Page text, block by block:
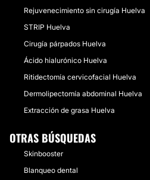
Rejuvenecimiento sin cirugía Huelva
STRIP Huelva
Cirugía párpados Huelva
Ácido hialurónico Huelva
Ritidectomía cervicofacial Huelva
Dermolipectomía abdominal Huelva
Extracción de grasa Huelva
OTRAS BÚSQUEDAS
Skinbooster
Blanqueo dental